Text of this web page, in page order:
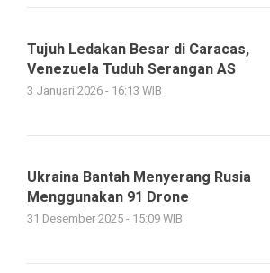
Tujuh Ledakan Besar di Caracas,
Venezuela Tuduh Serangan AS
3 Januari 2026 - 16:13 WIB
Ukraina Bantah Menyerang Rusia
Menggunakan 91 Drone
31 Desember 2025 - 15:09 WIB